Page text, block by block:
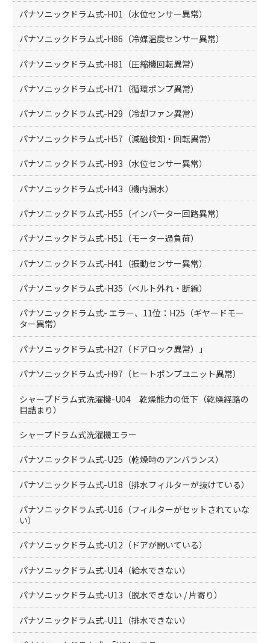
パナソニックドラム式-H01（水位センサー異常）
パナソニックドラム式-H86（冷媒温度センサー異常）
パナソニックドラム式-H81（圧縮機回転異常）
パナソニックドラム式-H71（循環ポンプ異常）
パナソニックドラム式-H29（冷却ファン異常）
パナソニックドラム式-H57（減磁検知・回転異常）
パナソニックドラム式-H93（水位センサー異常）
パナソニックドラム式-H43（機内漏水）
パナソニックドラム式-H55（インバーター回路異常）
パナソニックドラム式-H51（モーター過負荷）
パナソニックドラム式-H41（振動センサー異常）
パナソニックドラム式-H35（ベルト外れ・断線）
パナソニックドラム式- エラー、11位：H25（ギヤードモー
ター異常）
パナソニックドラム式-H27（ドアロック異常）」
パナソニックドラム式-H97（ヒートポンプユニット異常）
シャープドラム式洗濯機-U04 乾燥能力の低下（乾燥経路の
目詰まり）
シャープドラム式洗濯機エラー
パナソニックドラム式-U25（乾燥時のアンバランス）
パナソニックドラム式-U18（排水フィルターが抜けている）
パナソニックドラム式-U16（フィルターがセットされていな
い）
パナソニックドラム式-U12（ドアが開いている）
パナソニックドラム式-U14（給水できない）
パナソニックドラム式-U13（脱水できない / 片寄り）
パナソニックドラム式-U11（排水できない）